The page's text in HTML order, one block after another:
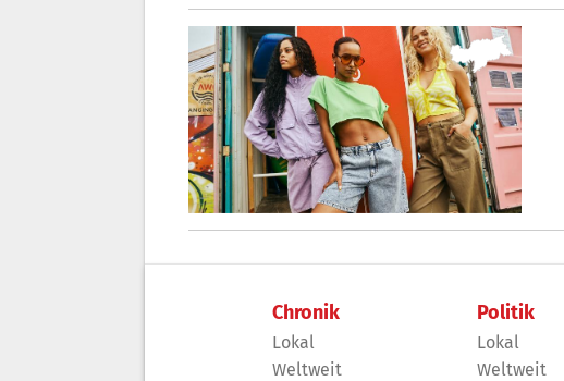
Chronik
Lokal
Weltweit
Politik
Lokal
Weltweit